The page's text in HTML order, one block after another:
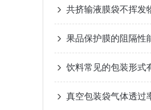
果品保护膜的阻隔性
饮料常见的包装形式